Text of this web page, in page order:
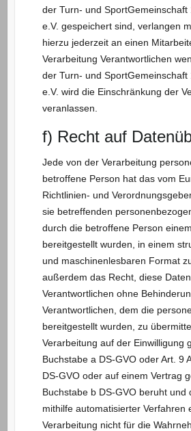
der Turn- und SportGemeinschaft
e.V. gespeichert sind, verlangen
hierzu jederzeit an einen
Verarbeitung Verantwortlichen
der Turn- und SportGemeinschaft
e.V. wird die Einschränkung der
veranlassen.
f) Recht auf
Jede von der Verarbeitung
betroffene Person hat das vom
Richtlinien- und
sie betreffenden
durch die betroffene Person
bereitgestellt wurden, in einem
und maschinenlesbaren Format
außerdem das Recht, diese
Verantwortlichen ohne
Verantwortlichen, dem die
bereitgestellt wurden, zu
Verarbeitung auf der Einwilligung
Buchstabe a DS-GVO oder Art. 9
DS-GVO oder auf einem Vertrag
Buchstabe b DS-GVO beruht und
mithilfe automatisierter Verfahren
Verarbeitung nicht für die